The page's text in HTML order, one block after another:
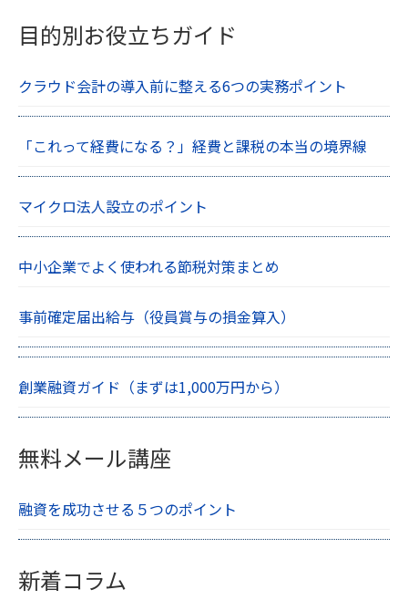
目的別お役立ちガイド
クラウド会計の導入前に整える6つの実務ポイント
「これって経費になる？」経費と課税の本当の境界線
マイクロ法人設立のポイント
中小企業でよく使われる節税対策まとめ
事前確定届出給与（役員賞与の損金算入）
創業融資ガイド（まずは1,000万円から）
無料メール講座
融資を成功させる５つのポイント
新着コラム